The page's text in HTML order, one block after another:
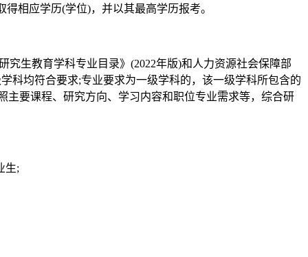
相应学历(学位)，并以其最高学历报考。
究生教育学科专业目录》(2022年版)和人力资源社会保障部
科均符合要求;专业要求为一级学科的，该一级学科所包含的
要课程、研究方向、学习内容和职位专业需求等，综合研
生;